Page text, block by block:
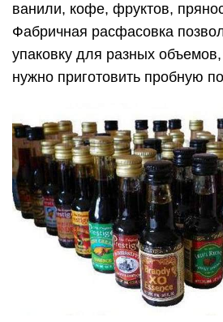
ванили, кофе, фруктов,
Фабричная расфасовка
упаковку для разных
нужно приготовить пробную